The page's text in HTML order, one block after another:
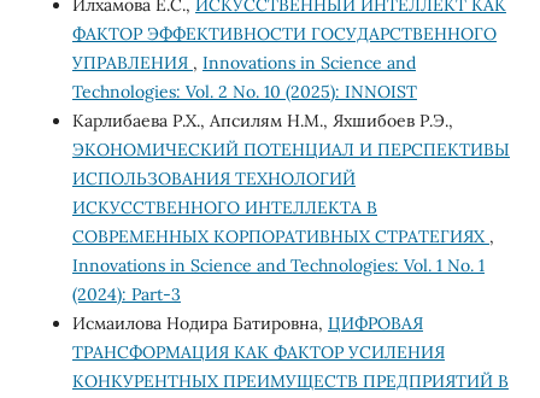
Илхамова Ё.С., ИСКУССТВЕННЫЙ ИНТЕЛЛЕКТ КАК
ФАКТОР ЭФФЕКТИВНОСТИ ГОСУДАРСТВЕННОГО
УПРАВЛЕНИЯ , Innovations in Science and
Technologies: Vol. 2 No. 10 (2025): INNOIST
Карлибаева Р.Х., Апсилям Н.М., Яхшибоев Р.Э.,
ЭКОНОМИЧЕСКИЙ ПОТЕНЦИАЛ И ПЕРСПЕКТИВЫ
ИСПОЛЬЗОВАНИЯ ТЕХНОЛОГИЙ
ИСКУССТВЕННОГО ИНТЕЛЛЕКТА В
СОВРЕМЕННЫХ КОРПОРАТИВНЫХ СТРАТЕГИЯХ ,
Innovations in Science and Technologies: Vol. 1 No. 1
(2024): Part-3
Исмаилова Нодира Батировна, ЦИФРОВАЯ
ТРАНСФОРМАЦИЯ КАК ФАКТОР УСИЛЕНИЯ
КОНКУРЕНТНЫХ ПРЕИМУЩЕСТВ ПРЕДПРИЯТИЙ В